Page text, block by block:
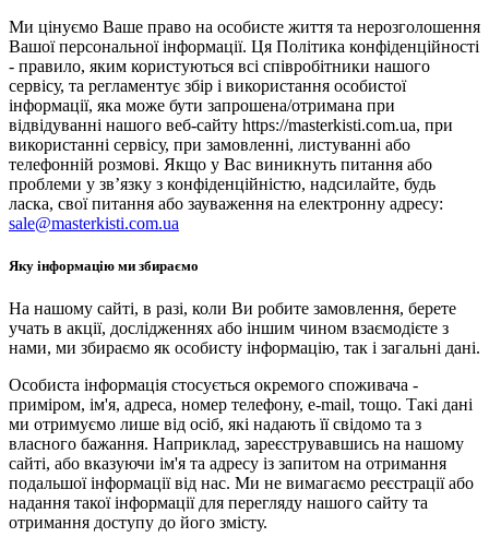
Ми цінуємо Ваше право на особисте життя та нерозголошення
Вашої персональної інформації. Ця Політика конфіденційності
- правило, яким користуються всі співробітники нашого
сервісу, та регламентує збір і використання особистої
інформації, яка може бути запрошена/отримана при
відвідуванні нашого веб-сайту https://masterkisti.com.ua, при
використанні сервісу, при замовленні, листуванні або
телефонній розмові. Якщо у Вас виникнуть питання або
проблеми у зв’язку з конфіденційністю, надсилайте, будь
ласка, свої питання або зауваження на електронну адресу:
sale@masterkisti.com.ua
Яку інформацію ми збираємо
На нашому сайті, в разі, коли Ви робите замовлення, берете
учать в акції, дослідженнях або іншим чином взаємодієте з
нами, ми збираємо як особисту інформацію, так і загальні дані.
Особиста інформація стосується окремого споживача -
приміром, ім'я, адреса, номер телефону, e-mail, тощо. Такі дані
ми отримуємо лише від осіб, які надають її свідомо та з
власного бажання. Наприклад, зареєструвавшись на нашому
сайті, або вказуючи ім'я та адресу із запитом на отримання
подальшої інформації від нас. Ми не вимагаємо реєстрації або
надання такої інформації для перегляду нашого сайту та
отримання доступу до його змісту.